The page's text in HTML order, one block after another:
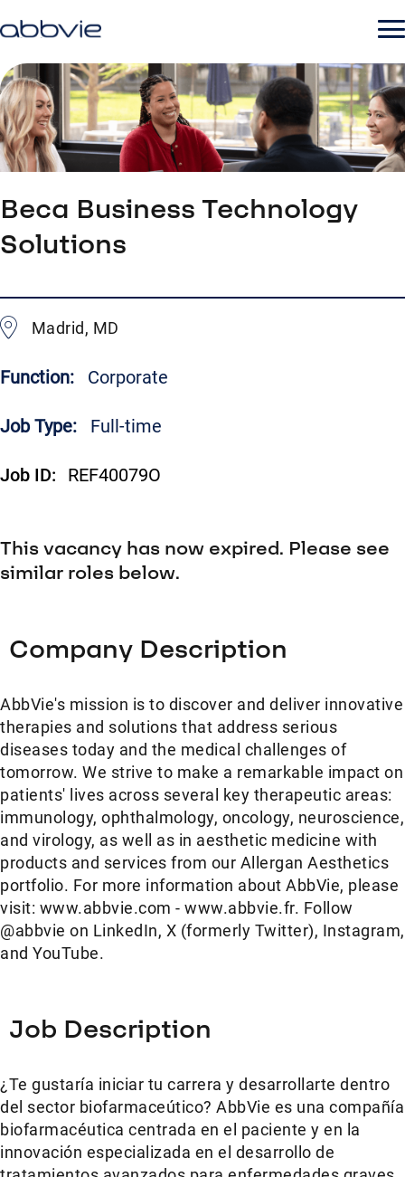
Beca Business Technology
Solutions
Madrid, MD
Function: Corporate
Job Type: Full-time
Job ID: REF40079O
This vacancy has now expired. Please see
similar roles below.
Company Description
AbbVie's mission is to discover and deliver innovative
therapies and solutions that address serious
diseases today and the medical challenges of
tomorrow. We strive to make a remarkable impact on
patients' lives across several key therapeutic areas:
immunology, ophthalmology, oncology, neuroscience,
and virology, as well as in aesthetic medicine with
products and services from our Allergan Aesthetics
portfolio. For more information about AbbVie, please
visit: www.abbvie.com - www.abbvie.fr. Follow
@abbvie on LinkedIn, X (formerly Twitter), Instagram,
and YouTube.
Job Description
¿Te gustaría iniciar tu carrera y desarrollarte dentro
del sector biofarmaceútico? AbbVie es una compañía
biofarmacéutica centrada en el paciente y en la
innovación especializada en el desarrollo de